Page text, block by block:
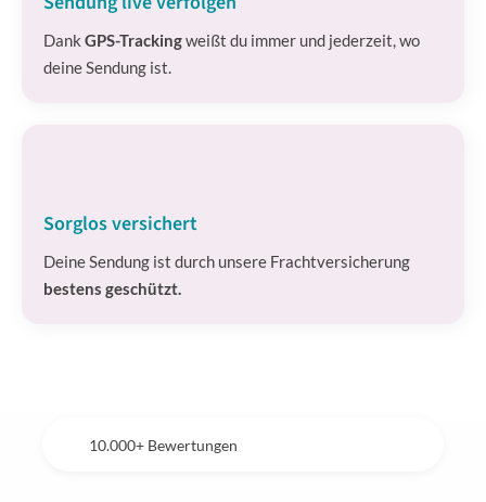
Dank GPS-Trackingweißt du immer und jederzeit, wo
deine Sendung ist.
Sorglos versichert
Deine Sendung ist durch unsere Frachtversicherung
bestens geschützt.
10.000+ Bewertungen